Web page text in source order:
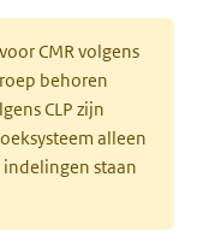
CMR volgens
behoren
CLP zijn
alleen
indelingen staan